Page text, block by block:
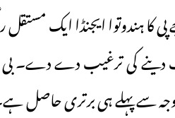
کا ہندوتوا ایجنڈا ایک مستقل
کی ترغیب دے دے۔ بی